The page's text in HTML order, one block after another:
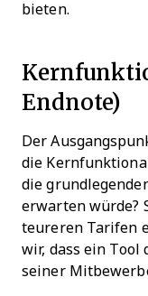
bieten.
Endnote)
Der
die
die
erwarten würde?
teureren Tarifen
wir, dass ein Tool
seiner